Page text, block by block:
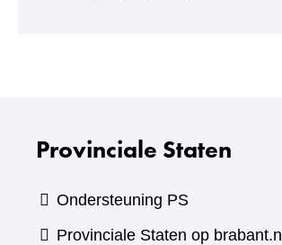
Provinciale Staten
Ondersteuning PS
Provinciale Staten op brabant.nl